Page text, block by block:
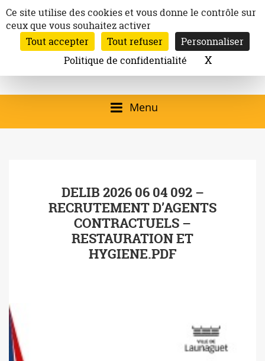
au
contenu
Ville de
Launaguet
Site officiel de la
Mairie de
Launaguet (31140)
qui présente la ville,
programmation
culturelle, la vie
associative,…
Inscription à la newsletter
Email:
Rechercher
Menu
DELIB 2026 06 04 092 –
RECRUTEMENT D’AGENTS
CONTRACTUELS –
RESTAURATION ET
HYGIENE.PDF
Panneau de gestion des cookies
Ce site utilise des cookies et vous donne le contrôle sur
ceux que vous souhaitez activer
Tout accepter
Tout refuser
Personnaliser
Politique de confidentialité
XMasquer